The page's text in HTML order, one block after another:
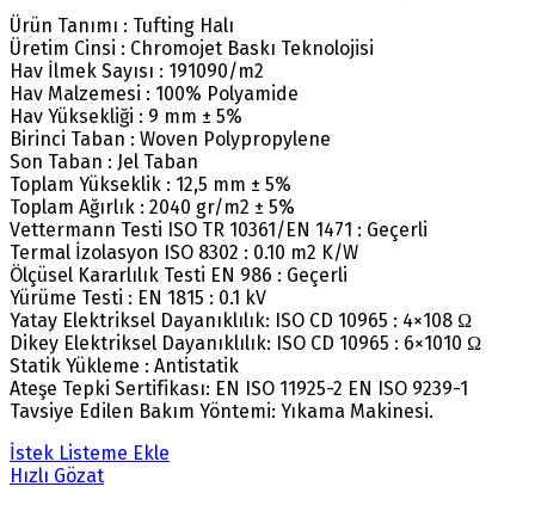
Ürün Tanımı : Tufting Halı
Üretim Cinsi : Chromojet Baskı Teknolojisi
Hav İlmek Sayısı : 191090/m2
Hav Malzemesi : 100% Polyamide
Hav Yüksekliği : 9 mm ± 5%
Birinci Taban : Woven Polypropylene
Son Taban : Jel Taban
Toplam Yükseklik : 12,5 mm ± 5%
Toplam Ağırlık : 2040 gr/m2 ± 5%
Vettermann Testi ISO TR 10361/EN 1471 : Geçerli
Termal İzolasyon ISO 8302 : 0.10 m2 K/W
Ölçüsel Kararlılık Testi EN 986 : Geçerli
Yürüme Testi : EN 1815 : 0.1 kV
Yatay Elektriksel Dayanıklılık: ISO CD 10965 : 4×108 Ω
Dikey Elektriksel Dayanıklılık: ISO CD 10965 : 6×1010 Ω
Statik Yükleme : Antistatik
Ateşe Tepki Sertifikası: EN ISO 11925-2 EN ISO 9239-1
Tavsiye Edilen Bakım Yöntemi: Yıkama Makinesi.
İstek Listeme Ekle
Hızlı Gözat